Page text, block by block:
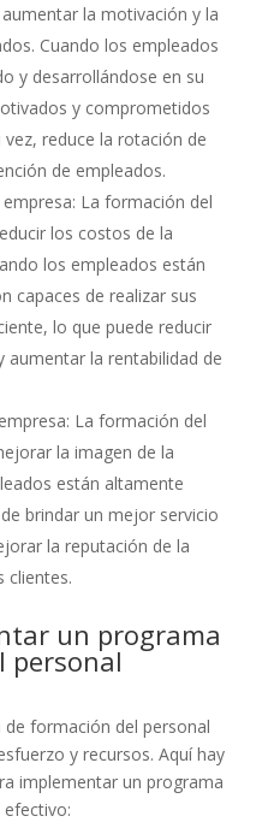
la motivación y la
Cuando los empleados
y desarrollándose en su
y comprometidos
reduce la rotación de
de empleados.
La formación del
los costos de la
los empleados están
capaces de realizar sus
lo que puede reducir
la rentabilidad de
La formación del
la imagen de la
están altamente
brindar un mejor servicio
la reputación de la
clientes.
un programa
personal
formación del personal
y recursos. Aquí hay
implementar un programa